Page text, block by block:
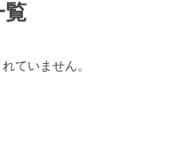
覧
ていません。